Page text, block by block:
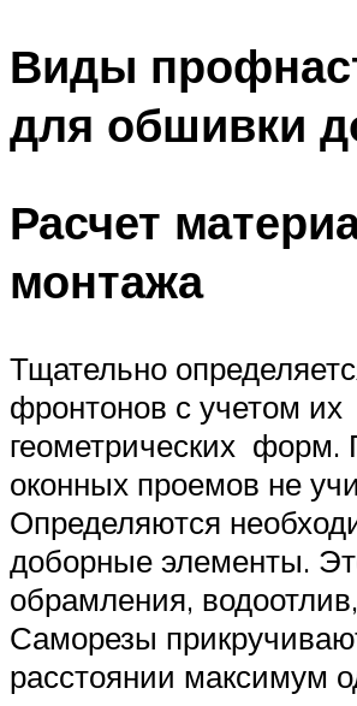
Виды
для обшивки
Расчет
монтажа
Тщательно
фронтонов с учетом их
геометрических
оконных проемов не
Определяются
доборные элементы.
обрамления, водоотлив,
Саморезы
расстоянии максимум